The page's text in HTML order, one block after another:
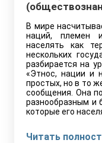
В мире
наций, племен
населять как
нескольких
разбирается на
«Этнос, нации и
простых, но в то
сообщения. Она
разнообразным
которые его
Читать